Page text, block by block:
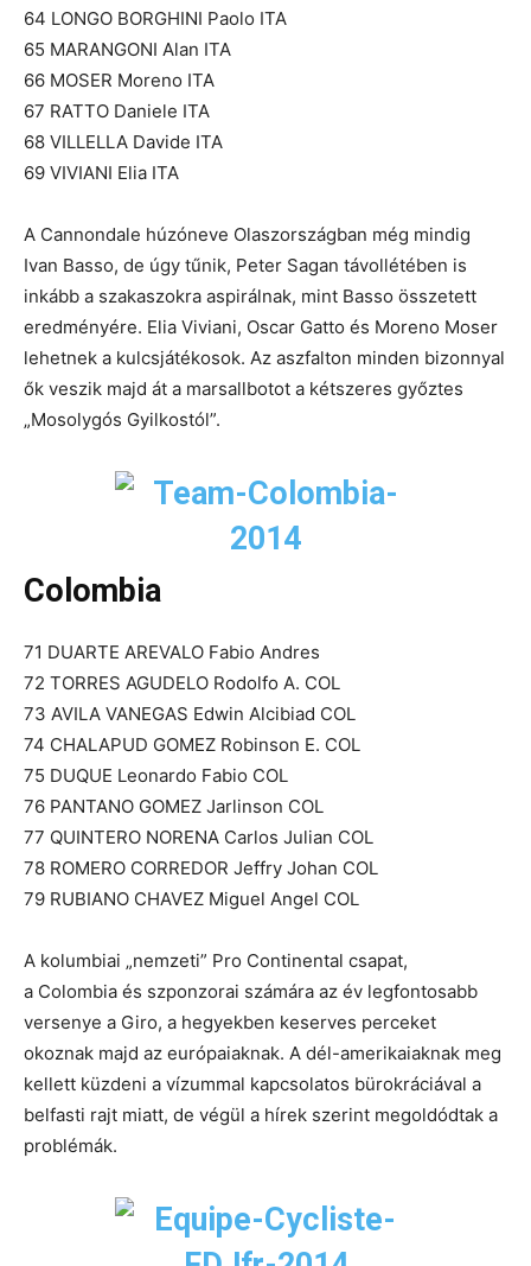
64 LONGO BORGHINI Paolo ITA
65 MARANGONI Alan ITA
66 MOSER Moreno ITA
67 RATTO Daniele ITA
68 VILLELLA Davide ITA
69 VIVIANI Elia ITA
A Cannondale húzóneve Olaszországban még mindig
Ivan Basso, de úgy tűnik, Peter Sagan távollétében is
inkább a szakaszokra aspirálnak, mint Basso összetett
eredményére. Elia Viviani, Oscar Gatto és Moreno Moser
lehetnek a kulcsjátékosok. Az aszfalton minden bizonnyal
ők veszik majd át a marsallbotot a kétszeres győztes
„Mosolygós Gyilkostól”.
Colombia
71 DUARTE AREVALO Fabio Andres
72 TORRES AGUDELO Rodolfo A. COL
73 AVILA VANEGAS Edwin Alcibiad COL
74 CHALAPUD GOMEZ Robinson E. COL
75 DUQUE Leonardo Fabio COL
76 PANTANO GOMEZ Jarlinson COL
77 QUINTERO NORENA Carlos Julian COL
78 ROMERO CORREDOR Jeffry Johan COL
79 RUBIANO CHAVEZ Miguel Angel COL
A kolumbiai „nemzeti” Pro Continental csapat,
a Colombia és szponzorai számára az év legfontosabb
versenye a Giro, a hegyekben keserves perceket
okoznak majd az európaiaknak. A dél-amerikaiaknak meg
kellett küzdeni a vízummal kapcsolatos bürokráciával a
belfasti rajt miatt, de végül a hírek szerint megoldódtak a
problémák.